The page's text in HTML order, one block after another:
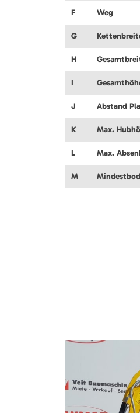
F Weg
G
H
I
J Abstand
K Max.
L Max.
M